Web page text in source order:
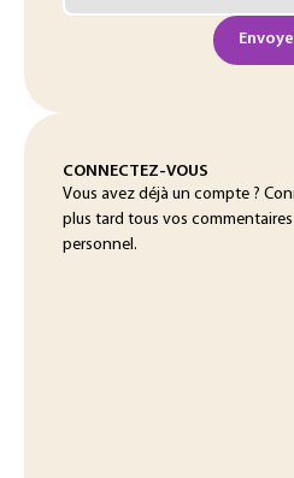
CONNECTEZ-VOUS
Vous avez déjà un compte ?
plus tard tous vos
personnel.